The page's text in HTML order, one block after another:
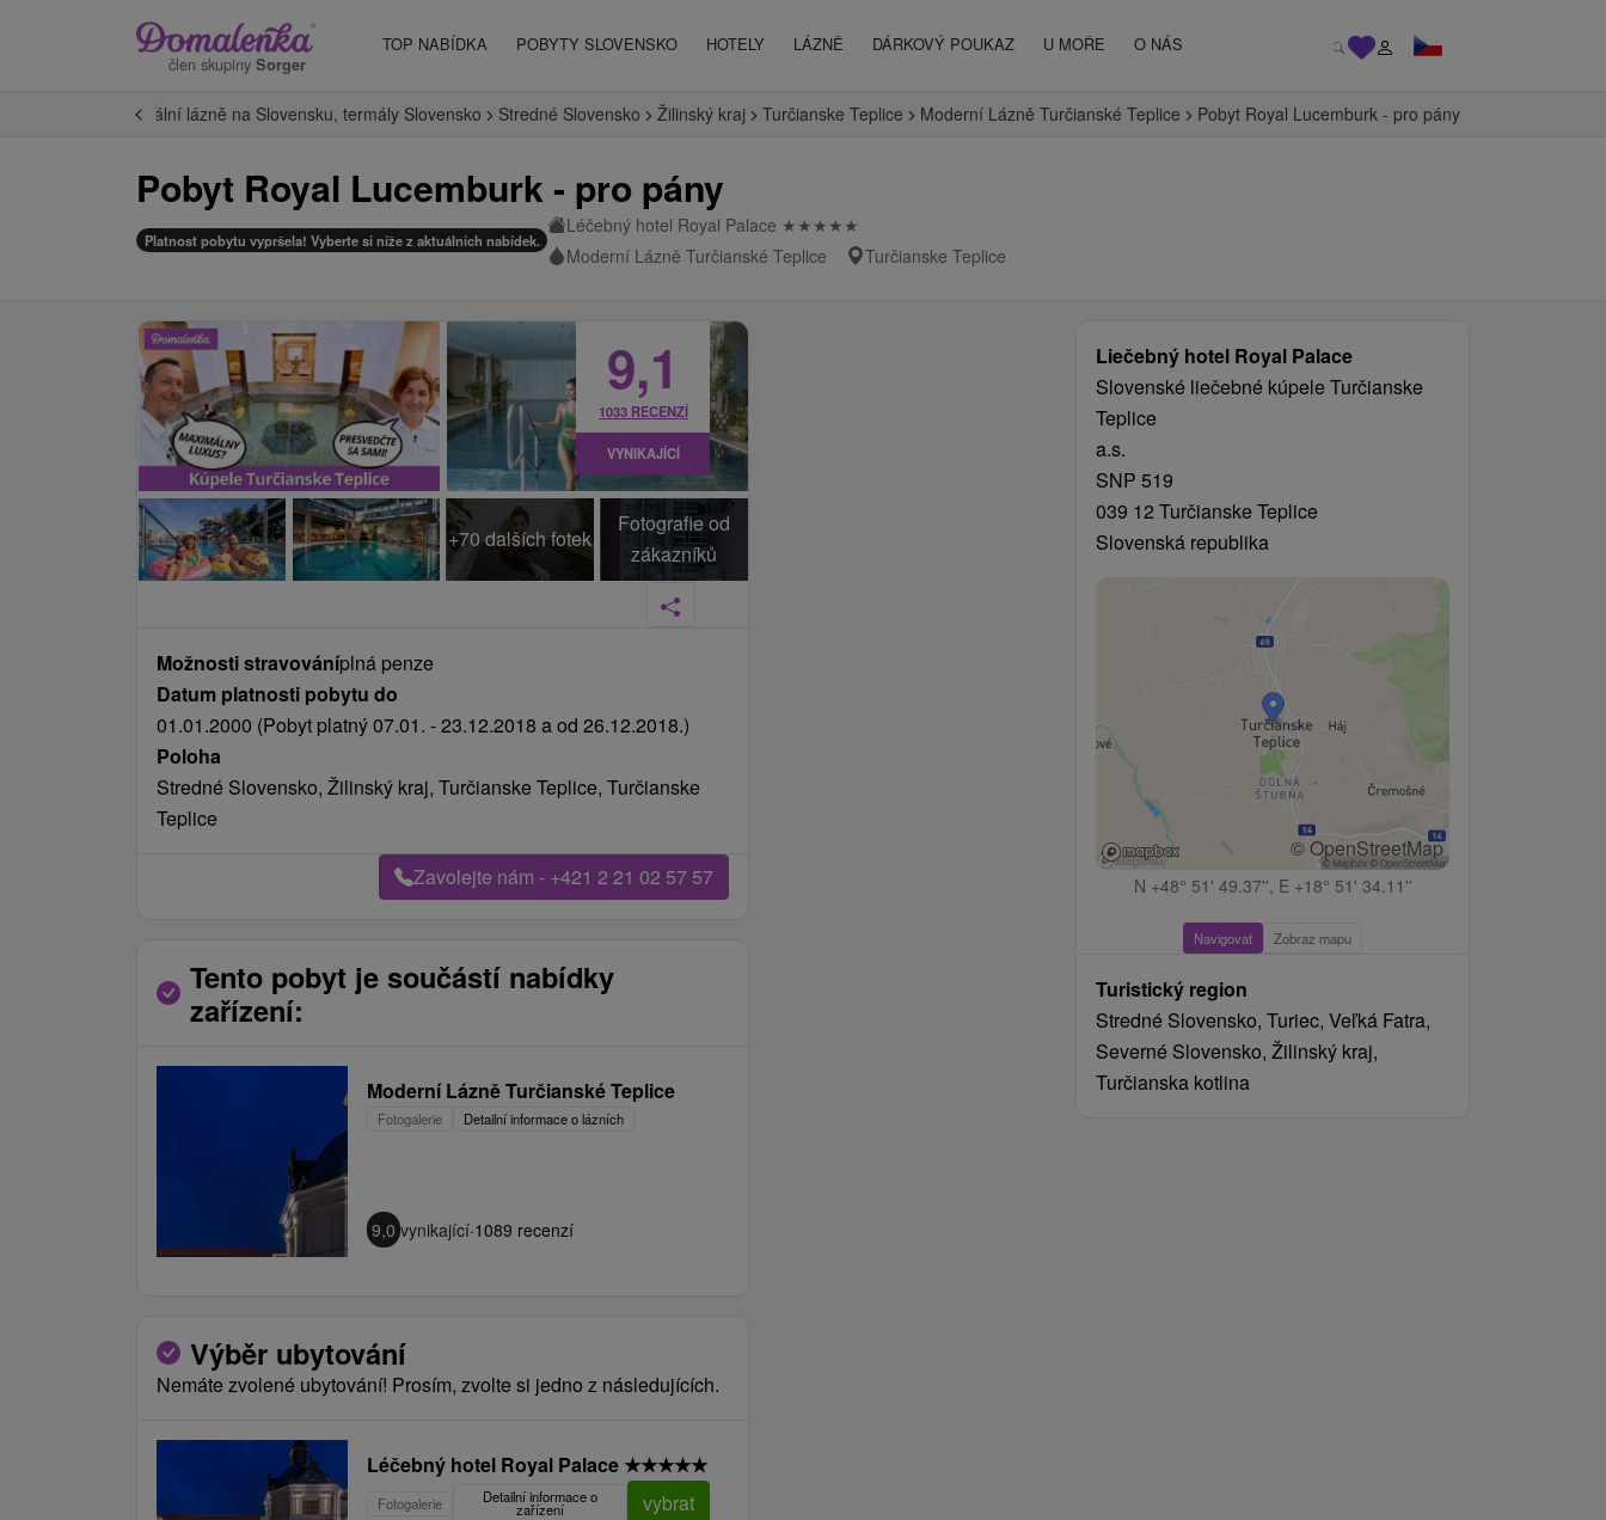
člen skupiny Sorger
TOP NABÍDKA POBYTY SLOVENSKO HOTELY LÁZNĚ DÁRKOVÝ POUKAZ U MOŘE O NÁS
Termální lázně na Slovensku, termály Slovensko Stredné Slovensko Žilinský kraj Turčianske Teplice Moderní Lázně Turčianské Teplice Pobyt Royal Lucemburk - pro pány
Pobyt Royal Lucemburk - pro pány
Platnost pobytu vypršela! Vyberte si níže z aktuálních nabídek.
Léčebný hotel Royal Palace ★ ★ ★ ★ ★
Moderní Lázně Turčianské Teplice
Turčianske Teplice
Liečebný hotel Royal Palace
Slovenské liečebné kúpele Turčianske
Teplice
a.s.
SNP 519
039 12 Turčianske Teplice
Slovenská republika
© OpenStreetMap
N +48° 51' 49.37'', E +18° 51' 34.11''
Navigovat Zobraz mapu
Turistický region
Stredné Slovensko, Turiec, Veľká Fatra,
Severné Slovensko, Žilinský kraj,
Turčianska kotlina
+70 dalších fotek
Fotografie od
zákazníků
9,1
1033 RECENZÍ
VYNIKAJÍCÍ
Možnosti stravováníplná penze
Datum platnosti pobytu do
01.01.2000 (Pobyt platný 07.01. - 23.12.2018 a od 26.12.2018.)
Poloha
Stredné Slovensko, Žilinský kraj, Turčianske Teplice, Turčianske
Teplice
Zavolejte nám - +421 2 21 02 57 57
Tento pobyt je součástí nabídky
zařízení:
Moderní Lázně Turčianské Teplice
Fotogalerie Detailní informace o lázních
9,0 vynikající·1089 recenzí
Výběr ubytování
Nemáte zvolené ubytování! Prosím, zvolte si jedno z následujících.
Léčebný hotel Royal Palace ★★★★★
Fotogalerie Detailní informace o
zařízení vybrat